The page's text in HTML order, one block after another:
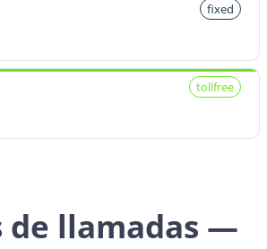
fixed
tollfree
de llamadas —